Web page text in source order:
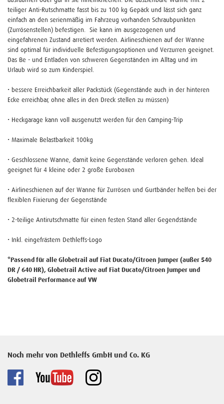
teiliger Anti-Rutschmatte fasst bis zu 100 kg Gepäck und lässt sich ganz
einfach an den serienmäßig im Fahrzeug vorhanden Schraubpunkten
(Zurrösenstellen) befestigen. Sie kann im ausgezogenen und
eingefahrenen Zustand arretiert werden. Airlineschienen auf der Wanne
sind optimal für individuelle Befestigungsoptionen und Verzurren geeignet.
Das Be - und Entladen von schweren Gegenständen im Alltag und im
Urlaub wird so zum Kinderspiel.
• bessere Erreichbarkeit aller Packstück (Gegenstände auch in der hinteren
Ecke erreichbar, ohne alles in den Dreck stellen zu müssen)
• Heckgarage kann voll ausgenutzt werden für den Camping-Trip
• Maximale Belastbarkeit 100kg
• Geschlossene Wanne, damit keine Gegenstände verloren gehen. Ideal
geeignet für 4 kleine oder 2 große Euroboxen
• Airlineschienen auf der Wanne für Zurrösen und Gurtbänder helfen bei der
flexiblen Fixierung der Gegenstände
• 2-teilige Antirutschmatte für einen festen Stand aller Gegendstände
• Inkl. eingefrästem Dethleffs-Logo
*Passend für alle Globetrail auf Fiat Ducato/Citroen Jumper (außer 540
DR / 640 HR), Globetrail Active auf Fiat Ducato/Citroen Jumper und
Globetrail Performance auf VW
Noch mehr von Dethleffs GmbH und Co. KG